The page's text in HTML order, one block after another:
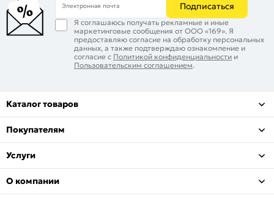
Электронная почта Подписаться
Я соглашаюсь получать рекламные и иные
маркетинговые сообщения от ООО «169». Я
предоставляю согласие на обработку персональных
данных, а также подтверждаю ознакомление и
согласие с Политикой конфиденциальности и
Пользовательским соглашением.
Каталог товаров
Покупателям
Услуги
О компании